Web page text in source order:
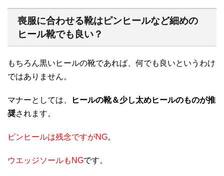
喪服に合わせる靴はピンヒールなど細めの
ヒール靴でも良い？
もちろん黒いヒールの靴であれば、何でも良いというわけ
ではありません。
マナーとしては、
ヒールの靴＆少し太めヒールのものが推
奨されます。
ピンヒールは残念ですがNG。
ウエッジソールもNGです。